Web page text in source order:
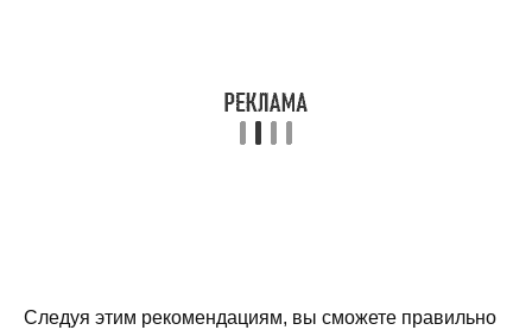
Следуя этим рекомендациям, вы сможете правильно